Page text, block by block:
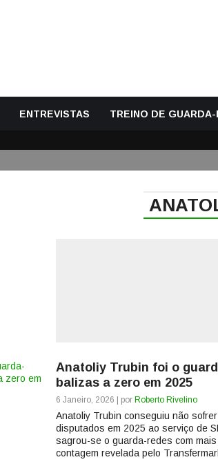
ENTREVISTAS TREINO DE GUARDA-
Anatoliy Trubin foi o
balizas a zero em 2025
6 Janeiro, 2026 | por Roberto Rivelino
Anatoliy Trubin conseguiu não
disputados em 2025 ao serviço de
sagrou-se o guarda-redes com
contagem revelada pelo